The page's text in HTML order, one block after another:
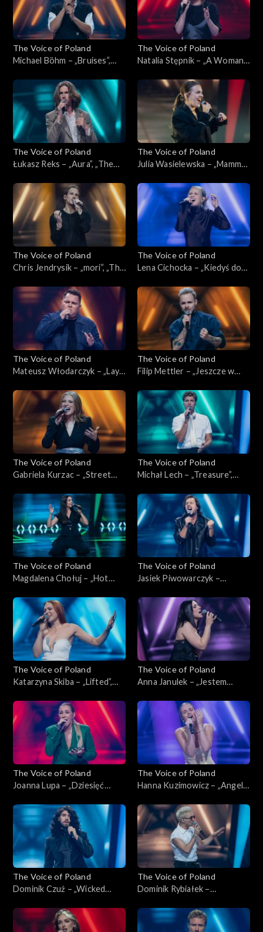
The Voice of Poland
Michael Böhm – „Bruises”,
Nokaut, 1 listopada 2025
The Voice of Poland
Natalia Stępnik – „A Woman's
Poland”, Nokaut, 1 listopada
2025
The Voice of Poland
Łukasz Reks – „Aura”, „The
listopada 2025
The Voice of Poland
Julia Wasielewska – „Mamma
Poland”, Nokaut, 1 listopada
2025
The Voice of Poland
Chris Jendrysik – „mori”, „The
listopada 2025
The Voice of Poland
Lena Cichocka – „Kiedyś do
Poland”, Nokaut, 1 listopada
2025
The Voice of Poland
Mateusz Włodarczyk – „Lay
Poland”, Nokaut, 1 listopada
2025
The Voice of Poland
Filip Mettler – „Jeszcze w
Poland”, Nokaut, 1 listopada
2025
The Voice of Poland
Gabriela Kurzac – „Street
Nokaut, 1 listopada 2025
The Voice of Poland
Michał Lech – „Treasure”,
Nokaut, 1 listopada 2025
The Voice of Poland
Magdalena Chołuj – „Hot
Poland”, Nokaut, 1 listopada
2025
The Voice of Poland
Jasiek Piwowarczyk –
of Poland”, Nokaut, 1
listopada 2025
The Voice of Poland
Katarzyna Skiba – „Lifted”,
Nokaut, 1 listopada 2025
The Voice of Poland
Anna Janulek – „Jestem
Poland”, Nokaut, 1 listopada
2025
The Voice of Poland
Joanna Lupa – „Dziesięć
Poland”, Nokaut, 1 listopada
2025
The Voice of Poland
Hanna Kuzimowicz – „Angel”,
Nokaut, 1 listopada 2025
The Voice of Poland
Dominik Czuż – „Wicked
Nokaut, 1 listopada 2025
The Voice of Poland
Dominik Rybiałek –
Poland”, Nokaut, 1 listopada
2025